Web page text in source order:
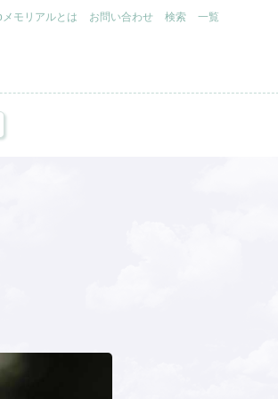
モリアルとは お問い合わせ 検索 一覧